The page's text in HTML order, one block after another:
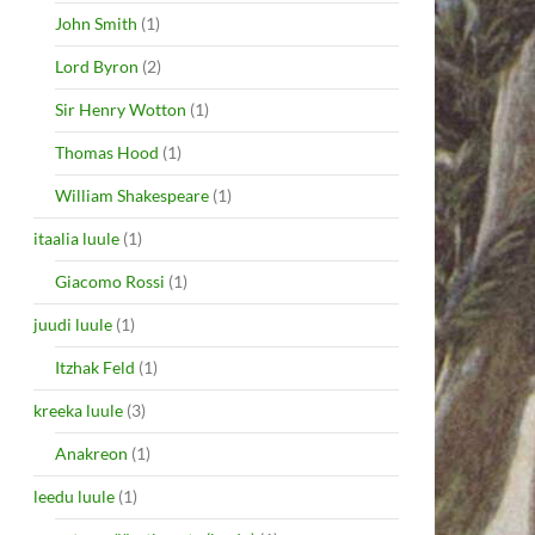
John Smith (1)
Lord Byron (2)
Sir Henry Wotton (1)
Thomas Hood (1)
William Shakespeare (1)
itaalia luule (1)
Giacomo Rossi (1)
juudi luule (1)
Itzhak Feld (1)
kreeka luule (3)
Anakreon (1)
leedu luule (1)